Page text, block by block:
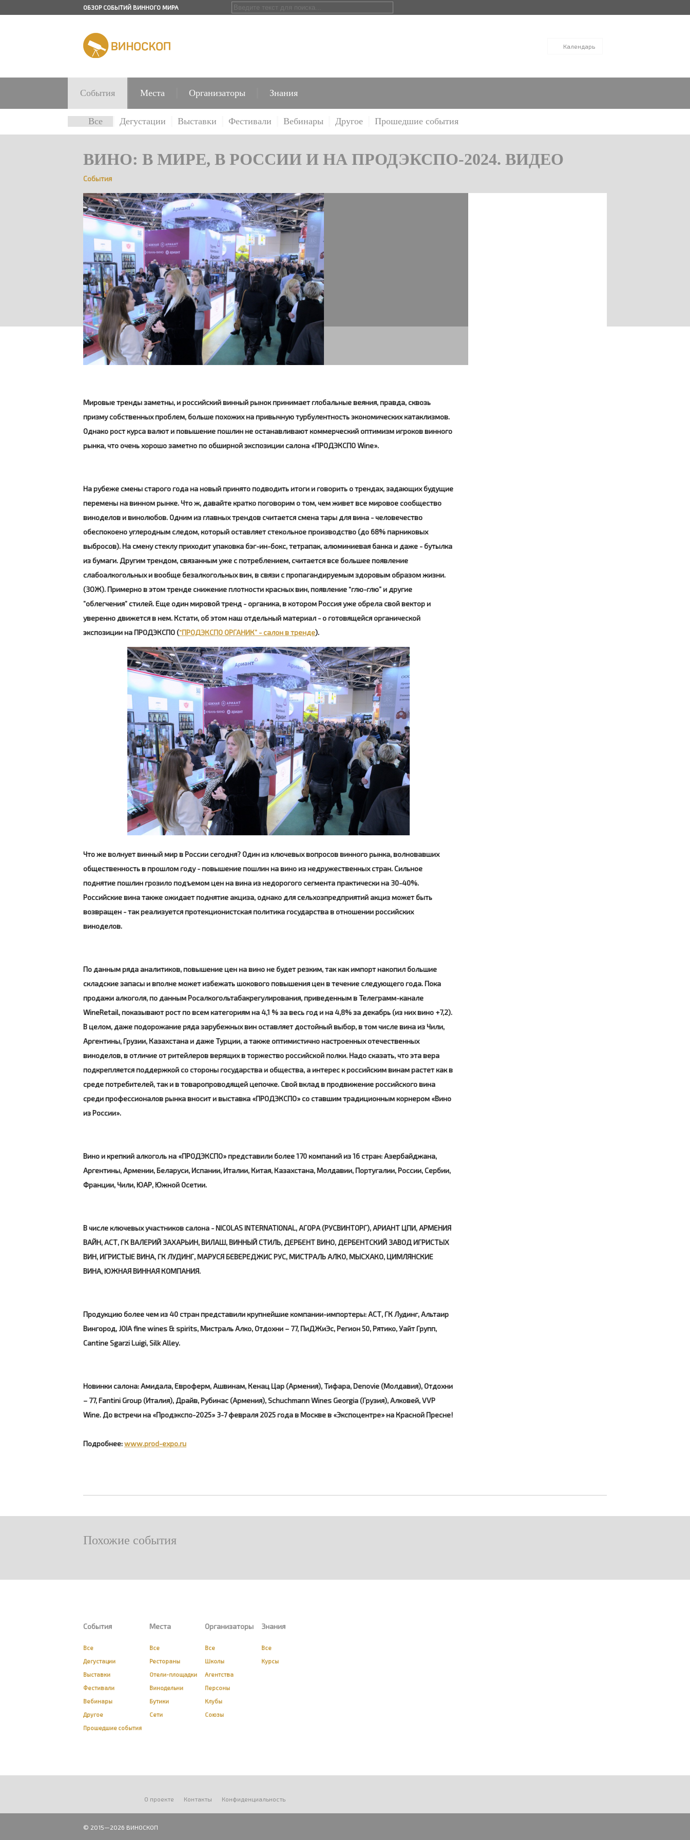
ОБЗОР СОБЫТИЙ ВИННОГО МИРА
Календарь
События
Все Дегустации Выставки Фестивали Вебинары Другое Прошедшие события
Места Организаторы Знания
ВИНО: В МИРЕ, В РОССИИ И НА ПРОДЭКСПО-2024. ВИДЕО
События
Мировые тренды заметны, и российский винный рынок принимает глобальные веяния, правда, сквозь
призму собственных проблем, больше похожих на привычную турбулентность экономических катаклизмов.
Однако рост курса валют и повышение пошлин не останавливают коммерческий оптимизм игроков винного
рынка, что очень хорошо заметно по обширной экспозиции салона «ПРОДЭКСПО Wine».
На рубеже смены старого года на новый принято подводить итоги и говорить о трендах, задающих будущие
перемены на винном рынке. Что ж, давайте кратко поговорим о том, чем живет все мировое сообщество
виноделов и винолюбов. Одним из главных трендов считается смена тары для вина - человечество
обеспокоено углеродным следом, который оставляет стекольное производство (до 68% парниковых
выбросов). На смену стеклу приходит упаковка бэг-ин-бокс, тетрапак, алюминиевая банка и даже - бутылка
из бумаги. Другим трендом, связанным уже с потреблением, считается все большее появление
слабоалкогольных и вообще безалкогольных вин, в связи с пропагандируемым здоровым образом жизни.
(ЗОЖ). Примерно в этом тренде снижение плотности красных вин, появление “глю-глю” и другие
”облегчения” стилей. Еще один мировой тренд - органика, в котором Россия уже обрела свой вектор и
уверенно движется в нем. Кстати, об этом наш отдельный материал - о готовящейся органической
экспозиции на ПРОДЭКСПО (“ПРОДЭКСПО ОРГАНИК” - салон в тренде).
Что же волнует винный мир в России сегодня? Один из ключевых вопросов винного рынка, волновавших
общественность в прошлом году - повышение пошлин на вино из недружественных стран. Сильное
поднятие пошлин грозило подъемом цен на вина из недорогого сегмента практически на 30-40%.
Российские вина также ожидает поднятие акциза, однако для сельхозпредприятий акциз может быть
возвращен - так реализуется протекционистская политика государства в отношении российских
виноделов.
По данным ряда аналитиков, повышение цен на вино не будет резким, так как импорт накопил большие
складские запасы и вполне может избежать шокового повышения цен в течение следующего года. Пока
продажи алкоголя, по данным Росалкогольтабакрегулирования, приведенным в Телеграмм-канале
WineRetail, показывают рост по всем категориям на 4,1 % за весь год и на 4,8% за декабрь (из них вино +7,2).
В целом, даже подорожание ряда зарубежных вин оставляет достойный выбор, в том числе вина из Чили,
Аргентины, Грузии, Казахстана и даже Турции, а также оптимистично настроенных отечественных
виноделов, в отличие от ритейлеров верящих в торжество российской полки. Надо сказать, что эта вера
подкрепляется поддержкой со стороны государства и общества, а интерес к российским винам растет как в
среде потребителей, так и в товаропроводящей цепочке. Свой вклад в продвижение российского вина
среди профессионалов рынка вносит и выставка «ПРОДЭКСПО» со ставшим традиционным корнером «Вино
из России».
Вино и крепкий алкоголь на «ПРОДЭКСПО» представили более 170 компаний из 16 стран: Азербайджана,
Аргентины, Армении, Беларуси, Испании, Италии, Китая, Казахстана, Молдавии, Португалии, России, Сербии,
Франции, Чили, ЮАР, Южной Осетии.
В числе ключевых участников салона - NICOLAS INTERNATIONAL, АГОРА (РУСВИНТОРГ), АРИАНТ ЦПИ, АРМЕНИЯ
ВАЙН, АСТ, ГК ВАЛЕРИЙ ЗАХАРЬИН, ВИЛАШ, ВИННЫЙ СТИЛЬ, ДЕРБЕНТ ВИНО, ДЕРБЕНТСКИЙ ЗАВОД ИГРИСТЫХ
ВИН, ИГРИСТЫЕ ВИНА, ГК ЛУДИНГ, МАРУСЯ БЕВЕРЕДЖИС РУС, МИСТРАЛЬ АЛКО, МЫСХАКО, ЦИМЛЯНСКИЕ
ВИНА, ЮЖНАЯ ВИННАЯ КОМПАНИЯ.
Продукцию более чем из 40 стран представили крупнейшие компании-импортеры: АСТ, ГК Лудинг, Альтаир
Вингород, JOIA fine wines & spirits, Мистраль Алко, Отдохни – 77, ПиДЖиЭс, Регион 50, Рятико, Уайт Групп,
Cantine Sgarzi Luigi, Silk Alley.
Новинки салона: Амидала, Евроферм, Ашвинам, Кенац Цар (Армения), Тифара, Denovie (Молдавия), Отдохни
– 77, Fantini Group (Италия), Драйв, Рубинас (Армения), Schuchmann Wines Georgia (Грузия), Алковей, VVP
Wine.До встречи на «Продэкспо-2025» 3-7 февраля 2025 года в Москве в «Экспоцентре» на Красной Пресне!
Подробнее:www.prod-expo.ru
Похожие события
События
Все
Дегустации
Выставки
Фестивали
Вебинары
Другое
Прошедшие события
Места
Все
Рестораны
Отели-площадки
Винодельни
Бутики
Сети
Организаторы
Все
Школы
Агентства
Персоны
Клубы
Союзы
Знания
Все
Курсы
О проекте Контакты Конфиденциальность
© 2015—2026 ВИНОСКОП